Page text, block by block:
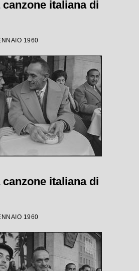
italiana di
1960
italiana di
1960